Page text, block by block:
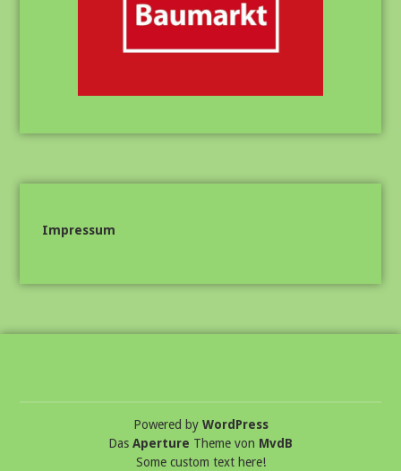
Impressum
Powered by WordPress
Das Aperture Theme von MvdB
Some custom text here!